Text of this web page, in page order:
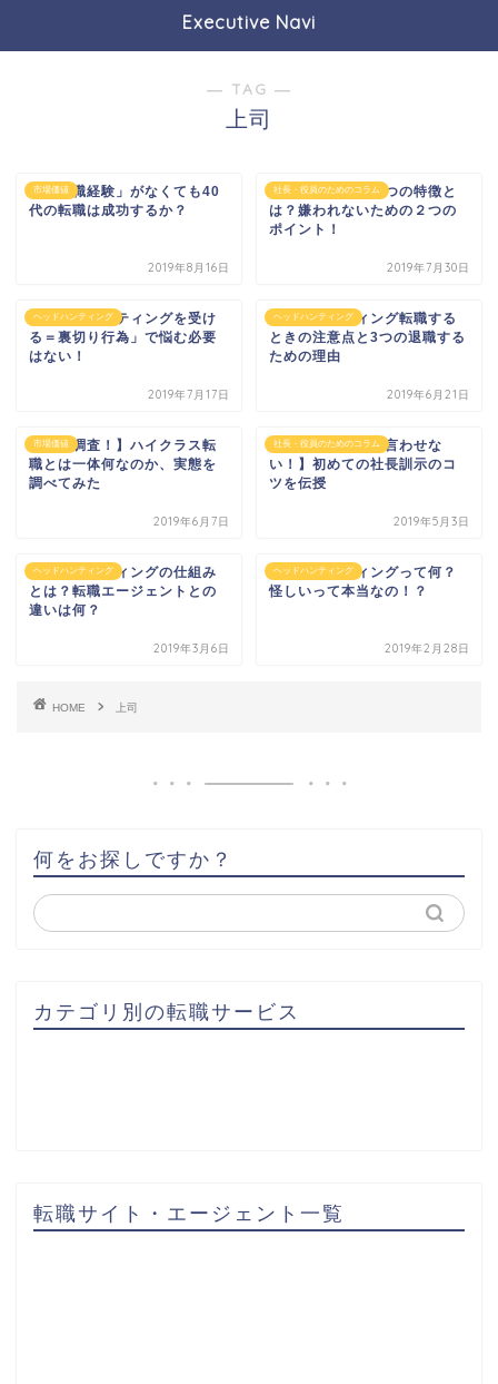
Executive Navi
― TAG ―
上司
市場価値
「管理職経験」がなくても40
代の転職は成功するか？
2019年8月16日
社長・役員のためのコラム
嫌われる社長の５つの特徴と
は？嫌われないための２つの
ポイント！
2019年7月30日
ヘッドハンティング
「ヘッドハンティングを受け
る＝裏切り行為」で悩む必要
はない！
2019年7月17日
ヘッドハンティング
ヘッドハンティング転職する
ときの注意点と3つの退職する
ための理由
2019年6月21日
市場価値
【徹底調査！】ハイクラス転
職とは一体何なのか、実態を
調べてみた
2019年6月7日
社長・役員のためのコラム
【つまらないとは言わせな
い！】初めての社長訓示のコ
ツを伝授
2019年5月3日
ヘッドハンティング
ヘッドハンティングの仕組み
とは？転職エージェントとの
違いは何？
2019年3月6日
ヘッドハンティング
ヘッドハンティングって何？
怪しいって本当なの！？
2019年2月28日
HOME 上司
何をお探しですか？
カテゴリ別の転職サービス
転職サイト・エージェント一覧